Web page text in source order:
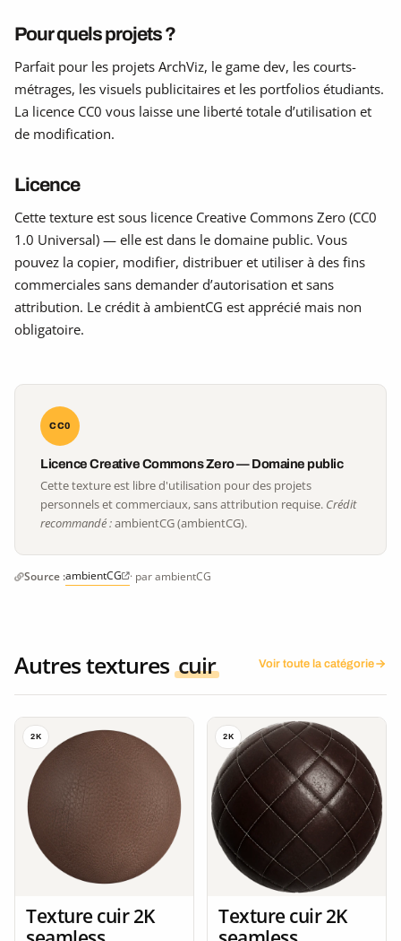
Pour quels projets ?
Parfait pour les projets ArchViz, le game dev, les courts-
métrages, les visuels publicitaires et les portfolios étudiants.
La licence CC0 vous laisse une liberté totale d’utilisation et
de modification.
Licence
Cette texture est sous licence Creative Commons Zero (CC0
1.0 Universal) — elle est dans le domaine public. Vous
pouvez la copier, modifier, distribuer et utiliser à des fins
commerciales sans demander d’autorisation et sans
attribution. Le crédit à ambientCG est apprécié mais non
obligatoire.
CC0
Licence Creative Commons Zero — Domaine public
Cette texture est libre d'utilisation pour des projets
personnels et commerciaux, sans attribution requise. Crédit
recommandé :ambientCG (ambientCG).
Source :ambientCG · par ambientCG
Autres textures cuir Voir toute la catégorie
2K
Texture cuir 2K
2K
Texture cuir 2K